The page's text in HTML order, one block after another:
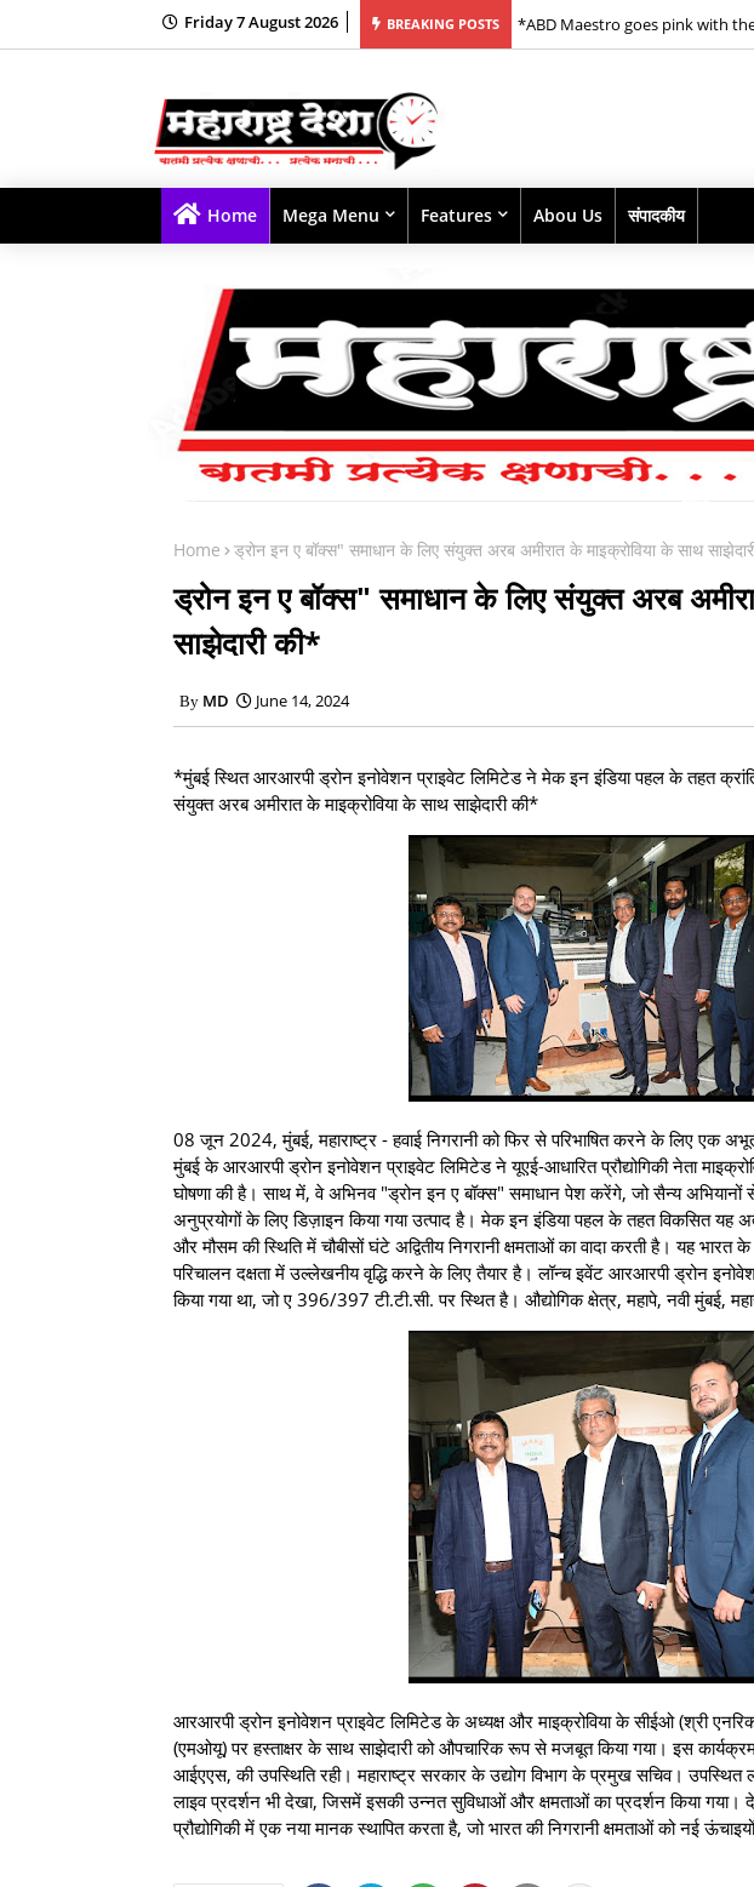
Friday 7 August 2026 BREAKING POSTS
Smoothie for India’s Busy Mornings *ABD Maestro goes pink with
Home Mega Menu Features Abou Us संपादकीय
Home ड्रोन इन ए बॉक्स" समाधान के लिए संयुक्त अरब अमीरात के माइक्रोविया के साथ
ड्रोन इन ए बॉक्स" समाधान के लिए संयुक्त अरब
साझेदारी की*
MD June 14, 2024
*मुंबई स्थित आरआरपी ड्रोन इनोवेशन प्राइवेट लिमिटेड ने मेक इन इंडिया पहल के तहत
संयुक्त अरब अमीरात के माइक्रोविया के साथ साझेदारी की*
08 जून 2024, मुंबई, महाराष्ट्र - हवाई निगरानी को फिर से परिभाषित करने के लिए एक
मुंबई के आरआरपी ड्रोन इनोवेशन प्राइवेट लिमिटेड ने यूएई-आधारित प्रौद्योगिकी नेता
घोषणा की है। साथ में, वे अभिनव "ड्रोन इन ए बॉक्स" समाधान पेश करेंगे, जो सैन्य
अनुप्रयोगों के लिए डिज़ाइन किया गया उत्पाद है। मेक इन इंडिया पहल के तहत विकसित यह
और मौसम की स्थिति में चौबीसों घंटे अद्वितीय निगरानी क्षमताओं का वादा करती है। यह
परिचालन दक्षता में उल्लेखनीय वृद्धि करने के लिए तैयार है। लॉन्च इवेंट आरआरपी ड्रोन
किया गया था, जो ए 396/397 टी.टी.सी. पर स्थित है। औद्योगिक क्षेत्र, महापे, नवी मुंबई,
आरआरपी ड्रोन इनोवेशन प्राइवेट लिमिटेड के अध्यक्ष और माइक्रोविया के सीईओ (श्री एनरिक
(एमओयू) पर हस्ताक्षर के साथ साझेदारी को औपचारिक रूप से मजबूत किया गया। इस कार्यक्रम
आईएएस, की उपस्थिति रही। महाराष्ट्र सरकार के उद्योग विभाग के प्रमुख सचिव। उपस्थित
लाइव प्रदर्शन भी देखा, जिसमें इसकी उन्नत सुविधाओं और क्षमताओं का प्रदर्शन किया गया।
प्रौद्योगिकी में एक नया मानक स्थापित करता है, जो भारत की निगरानी क्षमताओं को नई